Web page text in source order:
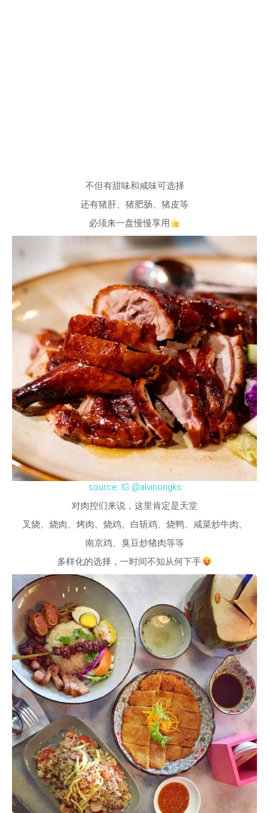
不但有甜味和咸味可选择
还有猪肝、猪肥肠、猪皮等
必须来一盘慢慢享用
source: IG @alvinongks
对肉控们来说，这里肯定是天堂
叉烧、烧肉、烤肉、烧鸡、白斩鸡、烧鸭、咸菜炒牛肉、
南京鸡、臭豆炒猪肉等等
多样化的选择，一时间不知从何下手